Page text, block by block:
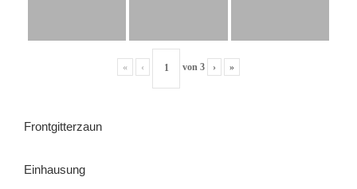
« ‹ von 3 › »
Frontgitterzaun
Einhausung